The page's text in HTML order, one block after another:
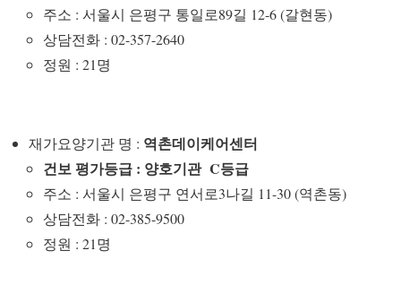
주소 : 서울시 은평구 통일로89길 12-6 (갈현동)
상담전화 : 02-357-2640
정원 : 21명
재가요양기관 명 : 역촌데이케어센터
건보 평가등급 : 양호기관 C등급
주소 : 서울시 은평구 연서로3나길 11-30 (역촌동)
상담전화 : 02-385-9500
정원 : 21명